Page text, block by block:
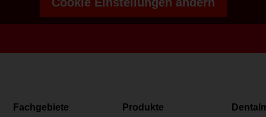
Fachgebiete Produkte